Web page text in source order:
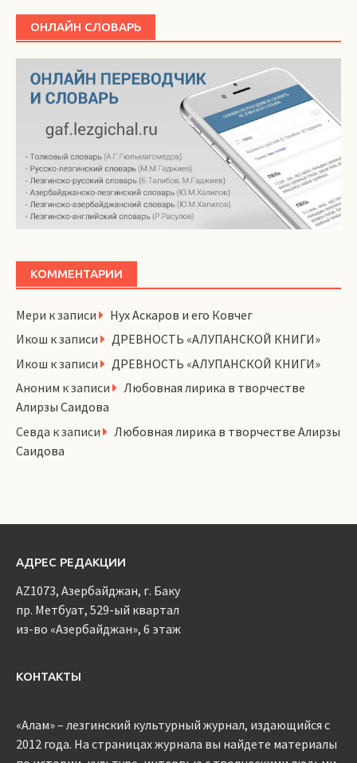
ОНЛАЙН СЛОВАРЬ
КОММЕНТАРИИ
Мери к записи
Нух Аскаров и его Ковчег
Икош к записи
ДРЕВНОСТЬ «АЛУПАНСКОЙ КНИГИ»
Икош к записи
ДРЕВНОСТЬ «АЛУПАНСКОЙ КНИГИ»
Аноним к записи
Любовная лирика в творчестве
Алирзы Саидова
Севда к записи
Любовная лирика в творчестве Алирзы
Саидова
АДРЕС РЕДАКЦИИ
AZ1073, Азербайджан, г. Баку
пр. Метбуат, 529-ый квартал
из-во «Азербайджан», 6 этаж
КОНТАКТЫ
«Алам» – лезгинский культурный журнал, издающийся с
2012 года. На страницах журнала вы найдете материалы